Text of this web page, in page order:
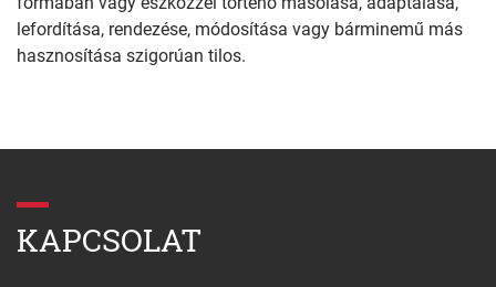
lefordítása, rendezése, módosítása vagy bárminemű más
hasznosítása szigorúan tilos.
KAPCSOLAT